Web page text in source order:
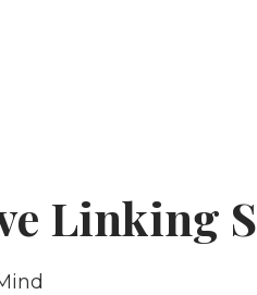
Linking